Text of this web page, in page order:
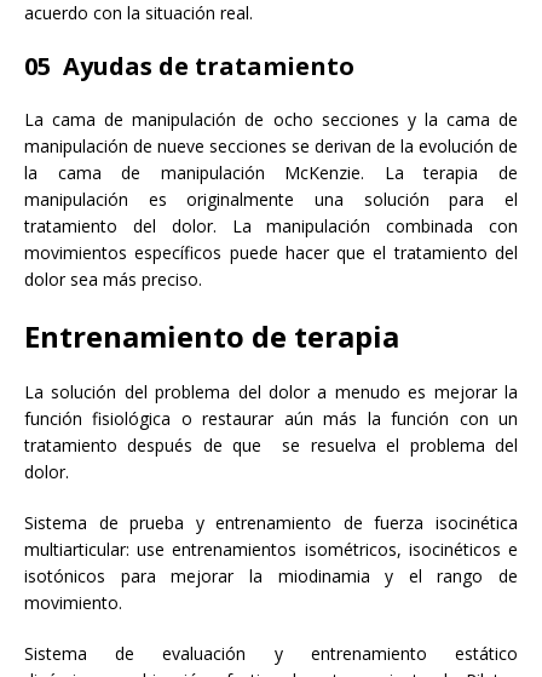
acuerdo con la situación real.
05 Ayudas de tratamiento
La cama de manipulación de ocho secciones y la cama de
manipulación de nueve secciones se derivan de la evolución de
la cama de manipulación McKenzie. La terapia de
manipulación es originalmente una solución para el
tratamiento del dolor. La manipulación combinada con
movimientos específicos puede hacer que el tratamiento del
dolor sea más preciso.
Entrenamiento de terapia
La solución del problema del dolor a menudo es mejorar la
función fisiológica o restaurar aún más la función con un
tratamiento después de que se resuelva el problema del
dolor.
Sistema de prueba y entrenamiento de fuerza isocinética
multiarticular: use entrenamientos isométricos, isocinéticos e
isotónicos para mejorar la miodinamia y el rango de
movimiento.
Sistema de evaluación y entrenamiento estático